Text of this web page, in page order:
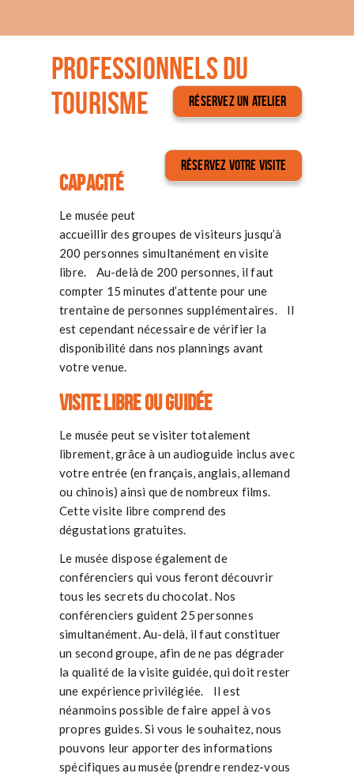
PROFESSIONNELS DU
TOURISME
RÉSERVEZ UN ATELIER
RÉSERVEZ VOTRE VISITE
Capacité
Le musée peut
accueillir des groupes de visiteurs jusqu’à
200 personnes simultanément en visite
libre. Au-delà de 200 personnes, il faut
compter 15 minutes d’attente pour une
trentaine de personnes supplémentaires. Il
est cependant nécessaire de vérifier la
disponibilité dans nos plannings avant
votre venue.
Visite libre ou guidée
Le musée peut se visiter totalement
librement, grâce à un audioguide inclus avec
votre entrée (en français, anglais, allemand
ou chinois) ainsi que de nombreux films.
Cette visite libre comprend des
dégustations gratuites.
Le musée dispose également de
conférenciers qui vous feront découvrir
tous les secrets du chocolat. Nos
conférenciers guident 25 personnes
simultanément. Au-delà, il faut constituer
un second groupe, afin de ne pas dégrader
la qualité de la visite guidée, qui doit rester
une expérience privilégiée. Il est
néanmoins possible de faire appel à vos
propres guides. Si vous le souhaitez, nous
pouvons leur apporter des informations
spécifiques au musée (prendre rendez-vous